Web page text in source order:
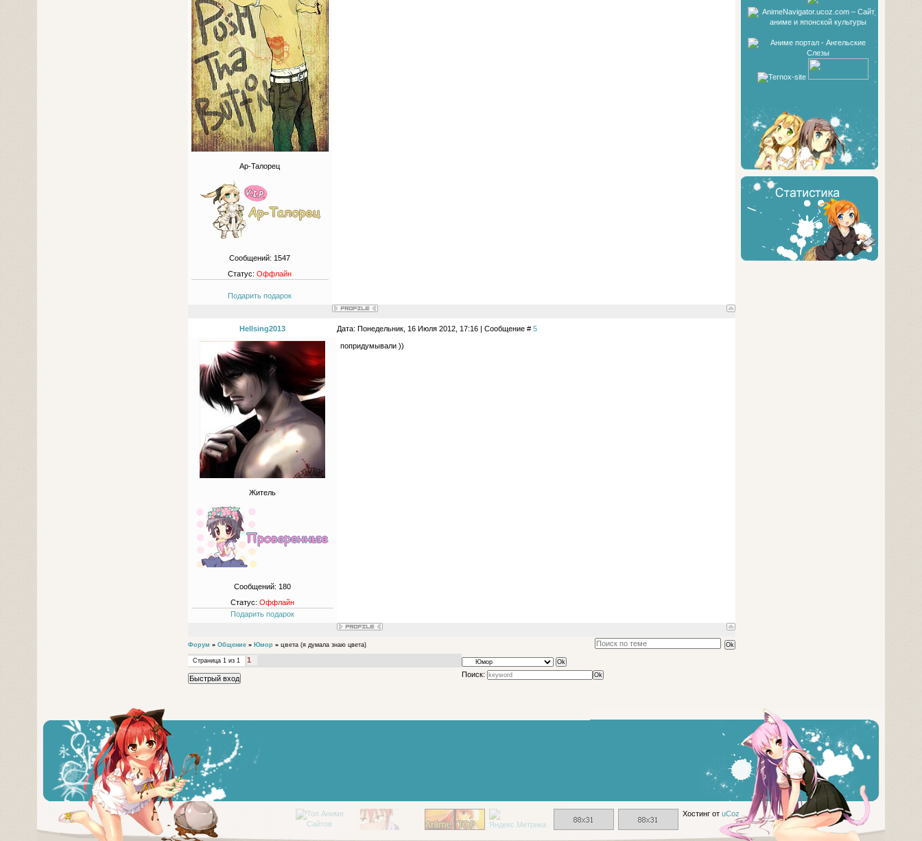
Ар-Талорец
Сообщений: 1547
Статус:Оффлайн
Подарить подарок
Hellsing2013 Дата: Понедельник, 16 Июля 2012, 17:16 | Сообщение # 5
Житель
Сообщений: 180
Статус: Оффлайн
Подарить подарок
попридумывали ))
Форум » Общение » Юмор » цвета (я думала знаю цвета)
Страница 1из 1
1
Поиск:
Хостинг отuCoz